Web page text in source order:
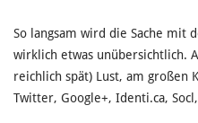
So langsam wird die Sache mit
wirklich etwas unübersichtlich.
reichlich spät) Lust, am großen
Twitter, Google+, Identi.ca,